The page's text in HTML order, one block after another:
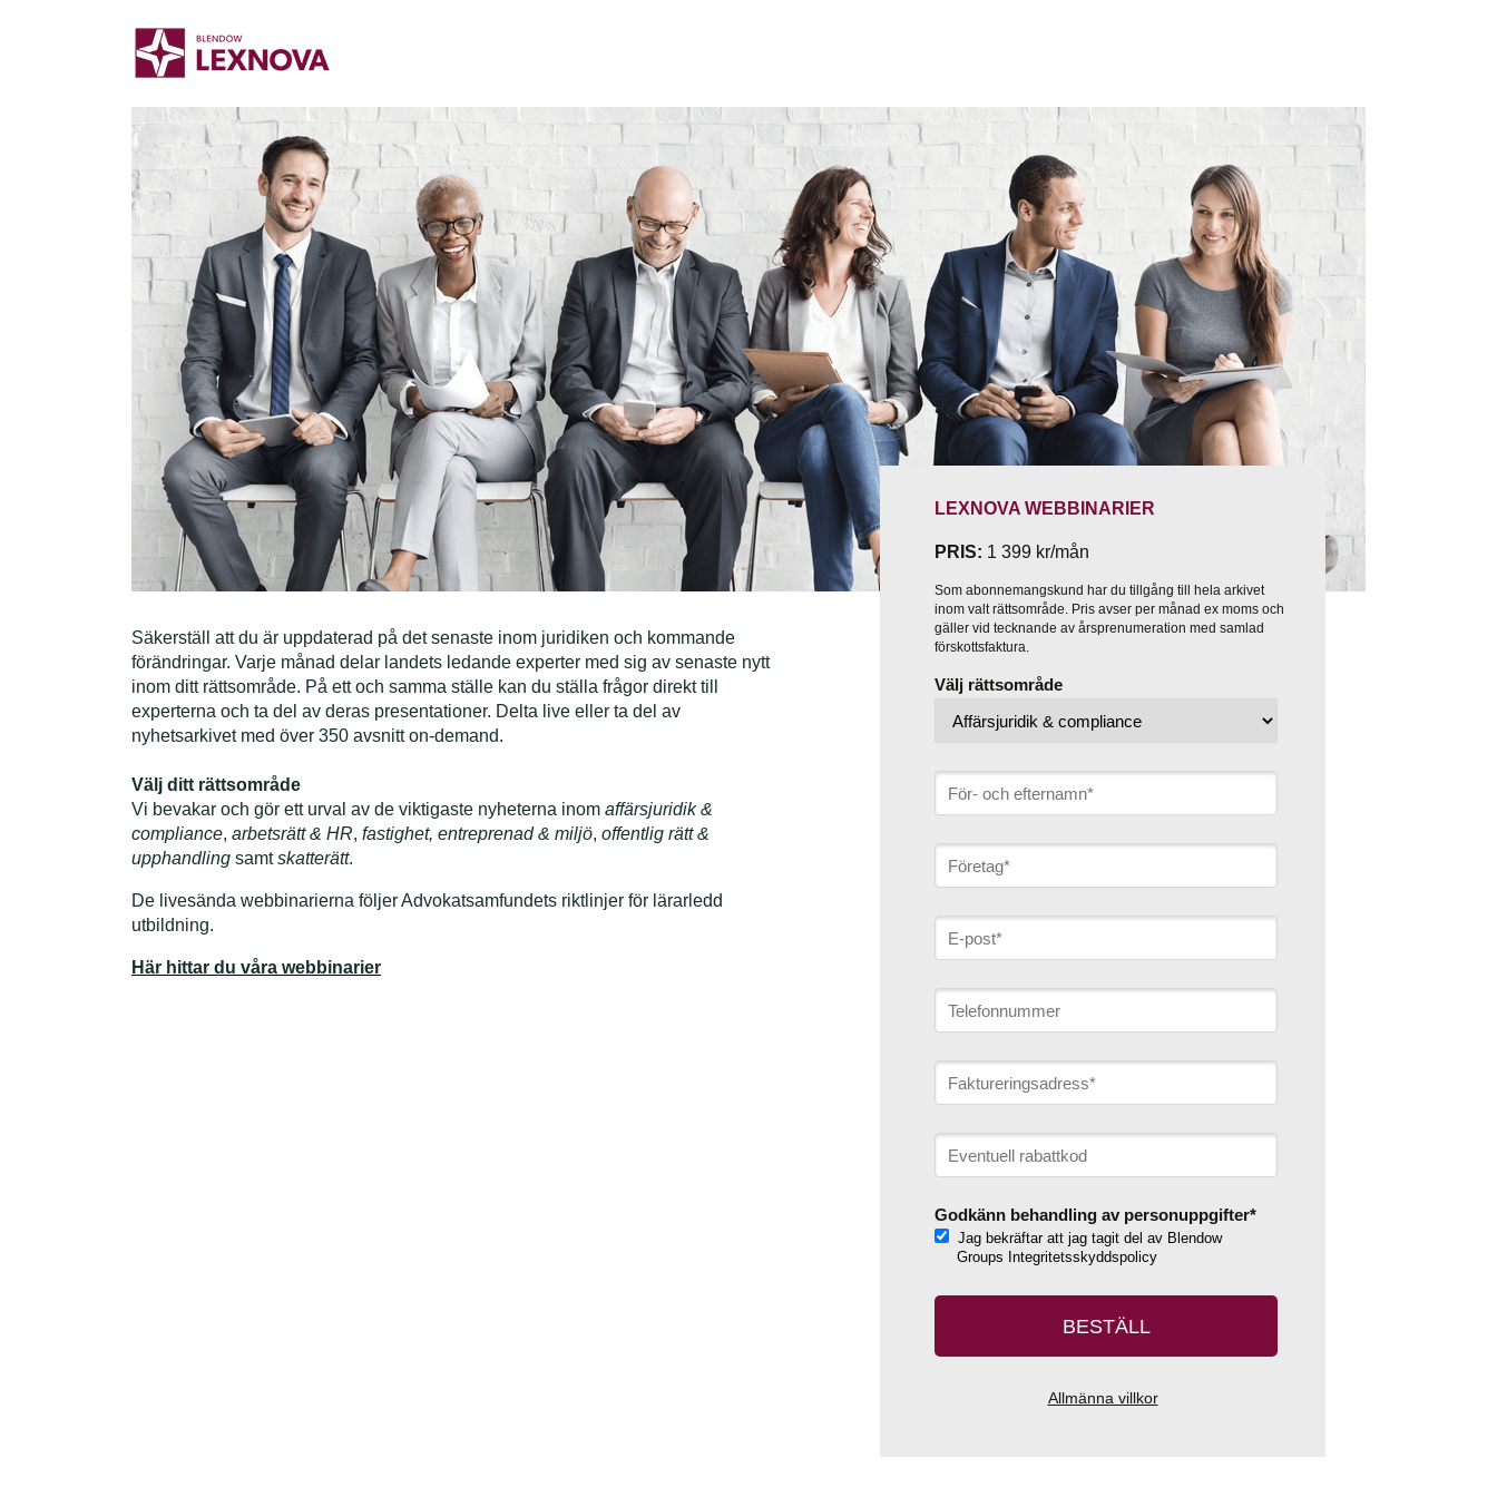
LEXNOVA WEBBINARIER
PRIS: 1 399 kr/mån
Som abonnemangskund har du tillgång till hela arkivet
inom valt rättsområde. Pris avser per månad ex moms och
gäller vid tecknande av årsprenumeration med samlad
förskottsfaktura.
Välj rättsområde
Godkänn behandling av personuppgifter*
Jag bekräftar att jag tagit del av Blendow
Groups Integritetsskyddspolicy
BESTÄLL
Allmänna villkor
Säkerställ att du är uppdaterad på det senaste inom juridiken och kommande
förändringar. Varje månad delar landets ledande experter med sig av senaste nytt
inom ditt rättsområde. På ett och samma ställe kan du ställa frågor direkt till
experterna och ta del av deras presentationer. Delta live eller ta del av
nyhetsarkivet med över 350 avsnitt on-demand.
Välj ditt rättsområde
Vi bevakar och gör ett urval av de viktigaste nyheterna inom affärsjuridik &
compliance, arbetsrätt & HR, fastighet, entreprenad & miljö, offentlig rätt &
upphandling samt skatterätt.
De livesända webbinarierna följer Advokatsamfundets riktlinjer för lärarledd
utbildning.
Här hittar du våra webbinarier